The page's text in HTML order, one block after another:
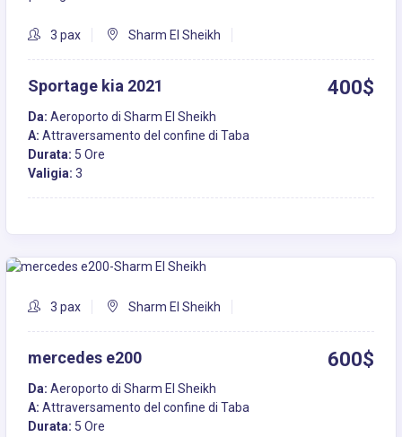
3 pax Sharm El Sheikh
Sportage kia 2021 400$
Da: Aeroporto di Sharm El Sheikh
A: Attraversamento del confine di Taba
Durata: 5 Ore
Valigia: 3
3 pax Sharm El Sheikh
mercedes e200 600$
Da: Aeroporto di Sharm El Sheikh
A: Attraversamento del confine di Taba
Durata: 5 Ore